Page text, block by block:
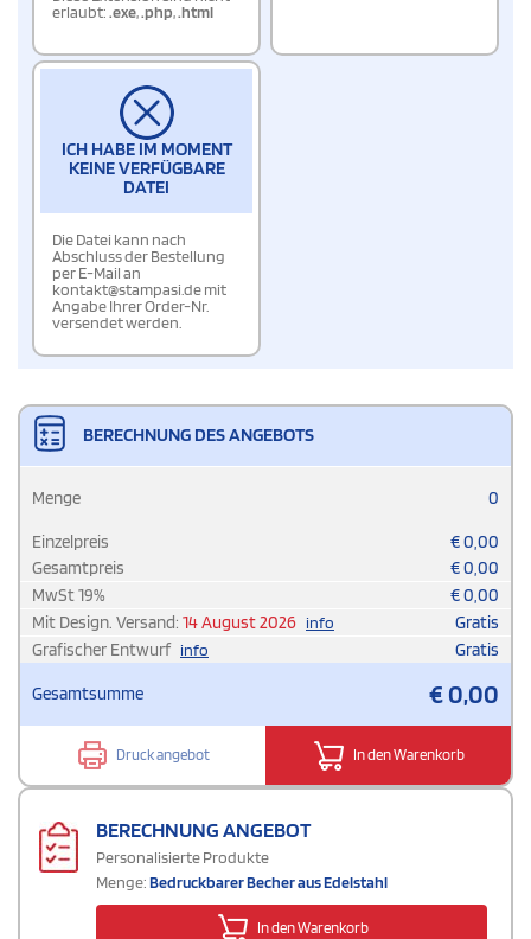
erlaubt:.exe,.php,.html
ICH HABE IM MOMENT
KEINE VERFÜGBARE
DATEI
Die Datei kann nach
Abschluss der Bestellung
per E-Mail an
kontakt@stampasi.de mit
Angabe Ihrer Order-Nr.
versendet werden.
BERECHNUNG DES ANGEBOTS
Menge 0
Einzelpreis €0,00
Gesamtpreis
€0,00
MwSt19% €0,00
Mit Design. Versand: 14 August 2026 info
Gratis
Grafischer Entwurf info Gratis
Gesamtsumme €0,00
Druck angebot In den Warenkorb
BERECHNUNG ANGEBOT
Personalisierte Produkte
Menge:Bedruckbarer Becher aus Edelstahl
In den Warenkorb